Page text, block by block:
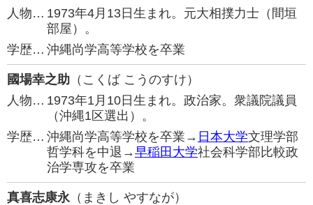
人物… 1973年4月13日生まれ。元大相撲力士（間垣
部屋）。
学歴… 沖縄尚学高等学校を卒業
國場幸之助 （こくば こうのすけ）
人物… 1973年1月10日生まれ。政治家。衆議院議員
（沖縄1区選出）。
学歴… 沖縄尚学高等学校を卒業→ 日本大学文理学部
哲学科を中退→早稲田大学社会科学部比較政
治学専攻を卒業
真喜志康永（まきし やすなが）